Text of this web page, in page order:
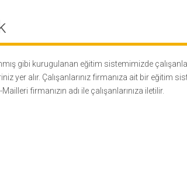
gibi kurugulanan eğitim sistemimizde
yer alır. Çalışanlarınız firmanıza ait bir eğitim
firmanızın adı ile çalışanlarınıza iletilir.